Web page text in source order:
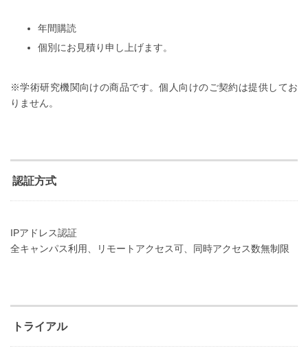
年間購読
個別にお見積り申し上げます。
※学術研究機関向けの商品です。個人向けのご契約は提供してお
りません。
認証方式
IPアドレス認証
全キャンパス利用、リモートアクセス可、同時アクセス数無制限
トライアル